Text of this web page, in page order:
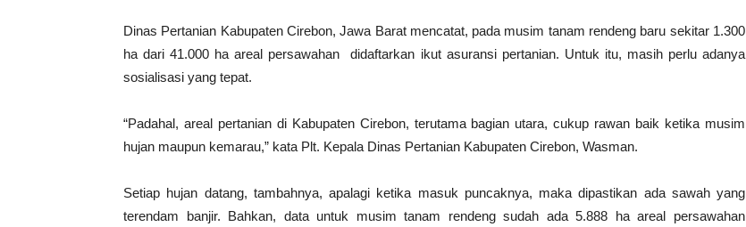
Dinas Pertanian Kabupaten Cirebon, Jawa Barat mencatat, pada musim tanam rendeng baru sekitar 1.300
ha dari 41.000 ha areal persawahan didaftarkan ikut asuransi pertanian. Untuk itu, masih perlu adanya
sosialisasi yang tepat.
“Padahal, areal pertanian di Kabupaten Cirebon, terutama bagian utara, cukup rawan baik ketika musim
hujan maupun kemarau,” kata Plt. Kepala Dinas Pertanian Kabupaten Cirebon, Wasman.
Setiap hujan datang, tambahnya, apalagi ketika masuk puncaknya, maka dipastikan ada sawah yang
terendam banjir. Bahkan, data untuk musim tanam rendeng sudah ada 5.888 ha areal persawahan